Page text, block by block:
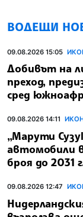
ВОДЕЩИ
09.08.2026 15:05
Добивът на
преход,
сред
09.08.2026 14:11
„Марути
автомобили
броя до 2031
09.08.2026 12:47